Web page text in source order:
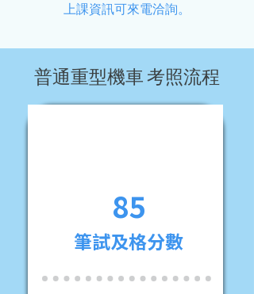
上課資訊可來電洽詢。
普通重型機車 考照流程
85
筆試及格分數